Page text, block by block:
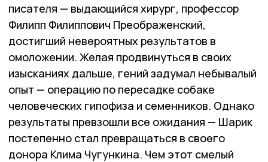
писателя — выдающийся хирург, профессор
Филипп Филиппович Преображенский,
достигший невероятных результатов в
омоложении. Желая продвинуться в своих
изысканиях дальше, гений задумал небывалый
опыт — операцию по пересадке собаке
человеческих гипофиза и семенников. Однако
результаты превзошли все ожидания — Шарик
постепенно стал превращаться в своего
донора Клима Чугункина. Чем этот смелый